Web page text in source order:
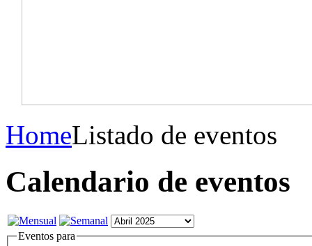
HomeListado de eventos
Calendario de eventos
Eventos para